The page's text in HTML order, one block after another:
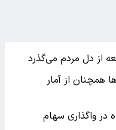
از دل مردم می‌گذرد
همچنان از آمار
در واگذاری سهام